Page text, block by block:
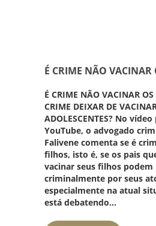
É CRIME NÃO VACINAR
É CRIME NÃO VACINAR OS
CRIME DEIXAR DE
ADOLESCENTES? No
YouTube, o advogado
Falivene comenta se é
filhos, isto é, se os pais
vacinar seus filhos podem
criminalmente por seus
especialmente na atual
está debatendo...